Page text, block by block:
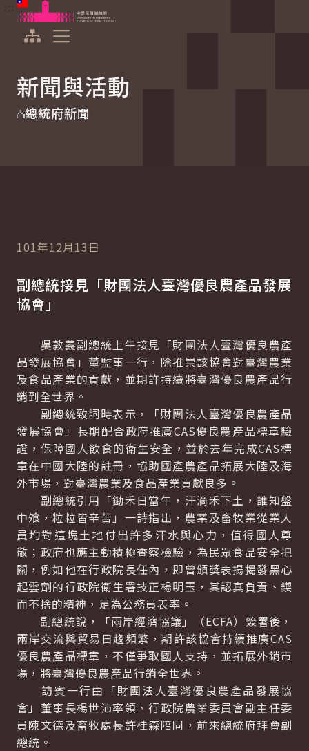
跳到主要內容
中華民國總統府
新聞與活動
總統府新聞
101年12月13日
副總統接見「財團法人臺灣優良農產品發展
協會」
吳敦義副總統上午接見「財團法人臺灣優良農產
品發展協會」董監事一行，除推崇該協會對臺灣農業
及食品產業的貢獻，並期許持續將臺灣優良農產品行
銷到全世界。
副總統致詞時表示，「財團法人臺灣優良農產品
發展協會」長期配合政府推廣CAS優良農產品標章驗
證，保障國人飲食的衛生安全，並於去年完成CAS標
章在中國大陸的註冊，協助國產農產品拓展大陸及海
外市場，對臺灣農業及食品產業貢獻良多。
副總統引用「鋤禾日當午，汗滴禾下土，誰知盤
中飧，粒粒皆辛苦」一詩指出，農業及畜牧業從業人
員均對這塊土地付出許多汗水與心力，值得國人尊
敬；政府也應主動積極查察檢驗，為民眾食品安全把
關，例如他在行政院長任內，即曾頒獎表揚揭發黑心
起雲劑的行政院衛生署技正楊明玉，其認真負責、鍥
而不捨的精神，足為公務員表率。
副總統說，「兩岸經濟協議」（ECFA）簽署後，
兩岸交流與貿易日趨頻繁，期許該協會持續推廣CAS
優良農產品標章，不僅爭取國人支持，並拓展外銷市
場，將臺灣優良農產品行銷全世界。
訪賓一行由「財團法人臺灣優良農產品發展協
會」董事長楊世沛率領、行政院農業委員會副主任委
員陳文德及畜牧處長許桂森陪同，前來總統府拜會副
總統。